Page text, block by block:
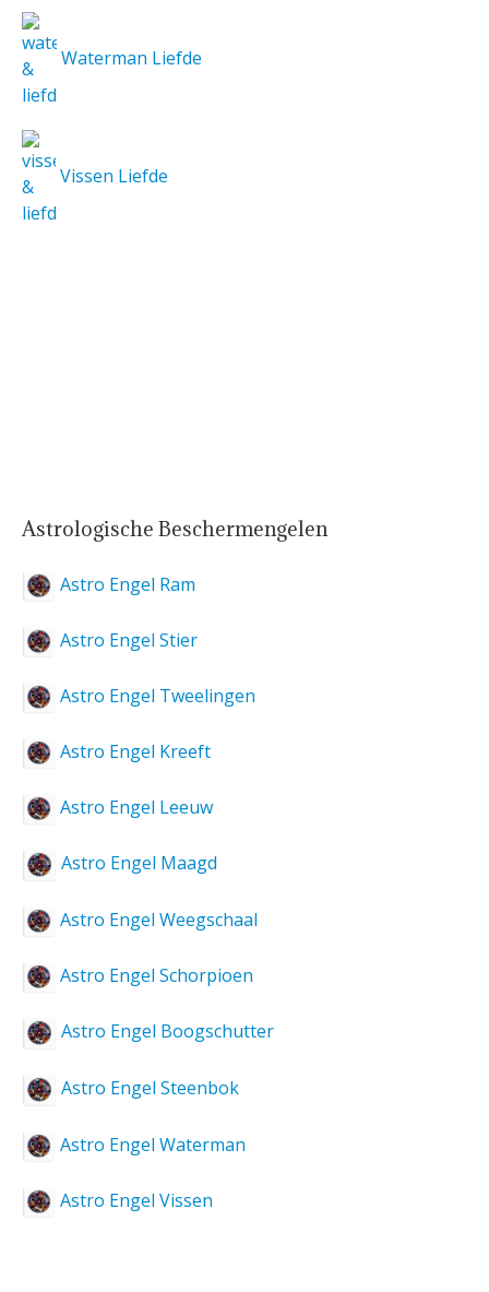
Waterman Liefde
Vissen Liefde
Astrologische Beschermengelen
Astro Engel Ram
Astro Engel Stier
Astro Engel Tweelingen
Astro Engel Kreeft
Astro Engel Leeuw
Astro Engel Maagd
Astro Engel Weegschaal
Astro Engel Schorpioen
Astro Engel Boogschutter
Astro Engel Steenbok
Astro Engel Waterman
Astro Engel Vissen